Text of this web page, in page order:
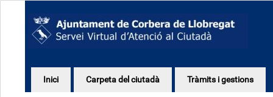
Inici Carpeta del ciutadà Tràmits i gestions